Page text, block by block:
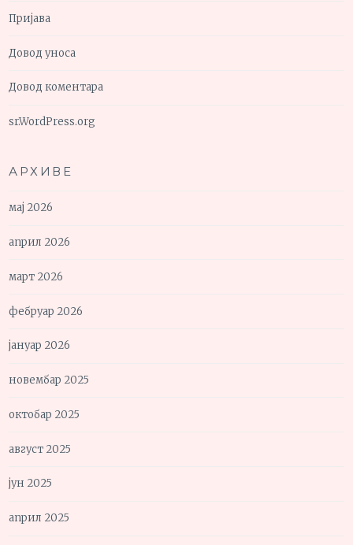
Пријава
Довод уноса
Довод коментара
sr.WordPress.org
АРХИВЕ
мај 2026
април 2026
март 2026
фебруар 2026
јануар 2026
новембар 2025
октобар 2025
август 2025
јун 2025
април 2025